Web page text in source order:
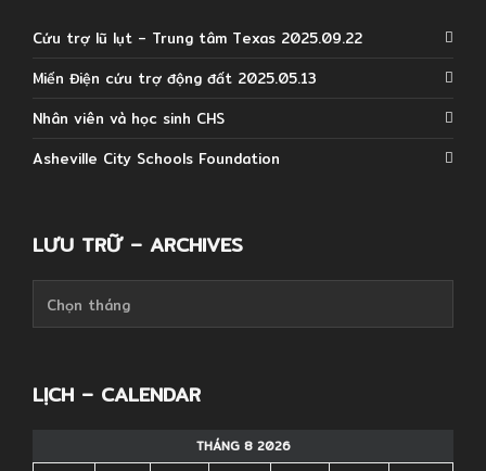
Cứu trợ lũ lụt – Trung tâm Texas 2025.09.22
Miến Điện cứu trợ động đất 2025.05.13
Nhân viên và học sinh CHS
Asheville City Schools Foundation
LƯU TRỮ – ARCHIVES
trữ
LỊCH – CALENDAR
THÁNG 8 2026